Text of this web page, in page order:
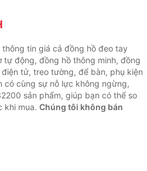
tin giá cả đồng hồ đeo tay
tự động, đồng hồ thông minh, đồng
tử, treo tường, để bàn, phụ kiện
có cùng sự nỗ lực không ngừng,
sản phẩm, giúp bạn có thể so
khi mua. Chúng tôi không bán